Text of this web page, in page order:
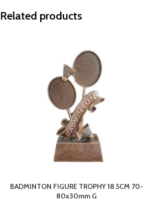
Related products
BADMINTON FIGURE TROPHY 18.5CM 70-
80x30mm G